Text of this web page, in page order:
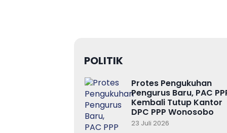
POLITIK
Protes Pengukuhan
Pengurus Baru, PAC
Kembali Tutup Kantor
DPC PPP Wonosobo
23 Juli 2026